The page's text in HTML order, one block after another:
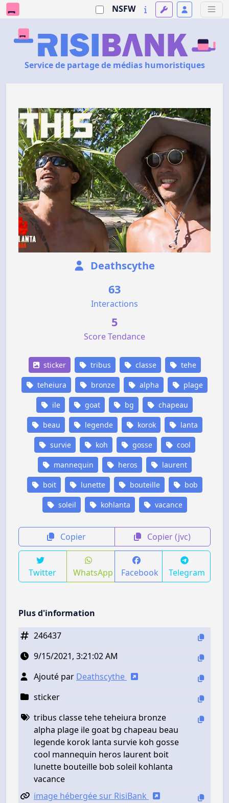
NSFW
Service de partage de médias humoristiques
Deathscythe
63
Interactions
5
Score Tendance
sticker tribus classe tehe
teheiura bronze alpha plage
ile goat bg chapeau
beau legende korok lanta
survie koh gosse cool
mannequin heros laurent
boit lunette bouteille bob
soleil kohlanta vacance
Copier Copier (jvc)
Twitter WhatsApp Facebook Telegram
Plus d'information
246437
9/15/2021, 3:21:02 AM
Ajouté par Deathscythe
sticker
tribus classe tehe teheiura bronze
alpha plage ile goat bg chapeau beau
legende korok lanta survie koh gosse
cool mannequin heros laurent boit
lunette bouteille bob soleil kohlanta
vacance
image hébergée sur RisiBank